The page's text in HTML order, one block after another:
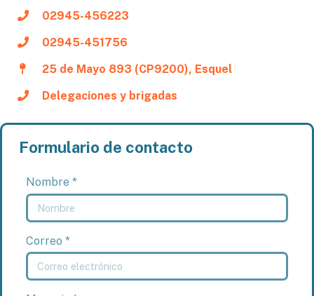
02945-456223
02945-451756
25 de Mayo 893 (CP9200), Esquel
Delegaciones y brigadas
Formulario de contacto
Nombre *
Correo *